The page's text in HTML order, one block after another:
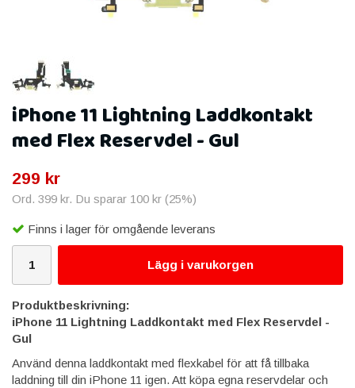
iPhone 11 Lightning Laddkontakt
med Flex Reservdel - Gul
299 kr
Ord. 399 kr. Du sparar 100 kr (25%)
Finns i lager för omgående leverans
Lägg i varukorgen
Produktbeskrivning:
iPhone 11 Lightning Laddkontakt med Flex Reservdel -
Gul
Använd denna laddkontakt med flexkabel för att få tillbaka
laddning till din iPhone 11 igen. Att köpa egna reservdelar och